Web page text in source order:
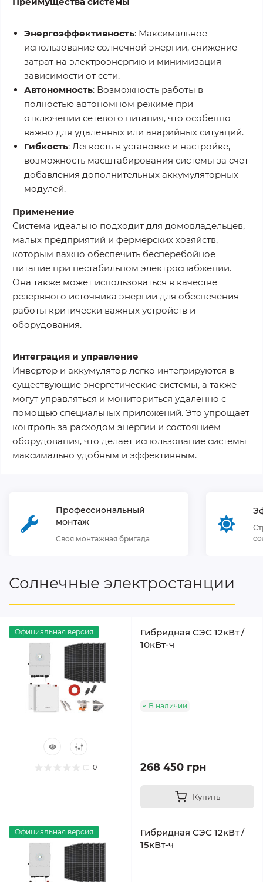
Энергоэффективность: Максимальное
использование солнечной энергии, снижение
затрат на электроэнергию и минимизация
зависимости от сети.
Автономность: Возможность работы в
полностью автономном режиме при
отключении сетевого питания, что особенно
важно для удаленных или аварийных ситуаций.
Гибкость: Легкость в установке и настройке,
возможность масштабирования системы за счет
добавления дополнительных аккумуляторных
модулей.
Применение
Система идеально подходит для домовладельцев,
малых предприятий и фермерских хозяйств,
которым важно обеспечить бесперебойное
питание при нестабильном электроснабжении.
Она также может использоваться в качестве
резервного источника энергии для обеспечения
работы критически важных устройств и
оборудования.
Интеграция и управление
Инвертор и аккумулятор легко интегрируются в
существующие энергетические системы, а также
могут управляться и мониториться удаленно с
помощью специальных приложений. Это упрощает
контроль за расходом энергии и состоянием
оборудования, что делает использование системы
максимально удобным и эффективным.
Профессиональный
монтаж
Своя монтажная бригада
Солнечные электростанции
Официальная версия
0
Гибридная СЭС 12кВт /
10кВт-ч
В наличии
268 450 грн
Купить
Официальная версия
Гибридная СЭС 12кВт /
15кВт-ч